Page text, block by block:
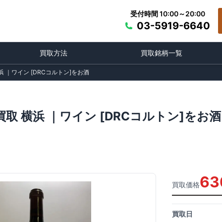
受付時間 10:00～20:00
03-5919-6640
買取方法 買取銘柄一覧
｜ワイン [DRCコルトン]をお酒
取 横浜 ｜ワイン [DRCコルトン]をお
買取価格
買取日